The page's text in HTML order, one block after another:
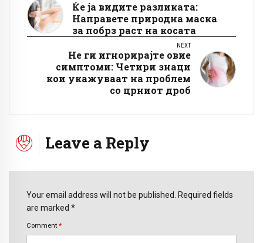
Ќе ја видите разликата:
Направете природна маска
за побрз раст на косата
NEXT
Не ги игнорирајте овие
симптоми: Четири знаци
кои укажуваат на проблем
со црниот дроб
Leave a Reply
Your email address will not be published. Required fields
are marked *
Comment *